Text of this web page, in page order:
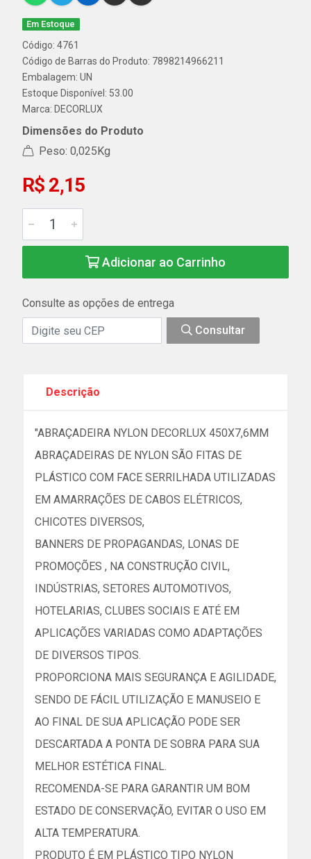
Em Estoque
Código: 4761
Código de Barras do Produto: 7898214966211
Embalagem: UN
Estoque Disponível: 53.00
Marca: DECORLUX
Dimensões do Produto
Peso: 0,025Kg
R$ 2,15
Adicionar ao Carrinho
Consulte as opções de entrega
Consultar
Descrição
"ABRAÇADEIRA NYLON DECORLUX 450X7,6MM
ABRAÇADEIRAS DE NYLON SÃO FITAS DE
PLÁSTICO COM FACE SERRILHADA UTILIZADAS
EM AMARRAÇÕES DE CABOS ELÉTRICOS,
CHICOTES DIVERSOS,
BANNERS DE PROPAGANDAS, LONAS DE
PROMOÇÕES , NA CONSTRUÇÃO CIVIL,
INDÚSTRIAS, SETORES AUTOMOTIVOS,
HOTELARIAS, CLUBES SOCIAIS E ATÉ EM
APLICAÇÕES VARIADAS COMO ADAPTAÇÕES
DE DIVERSOS TIPOS.
PROPORCIONA MAIS SEGURANÇA E AGILIDADE,
SENDO DE FÁCIL UTILIZAÇÃO E MANUSEIO E
AO FINAL DE SUA APLICAÇÃO PODE SER
DESCARTADA A PONTA DE SOBRA PARA SUA
MELHOR ESTÉTICA FINAL.
RECOMENDA-SE PARA GARANTIR UM BOM
ESTADO DE CONSERVAÇÃO, EVITAR O USO EM
ALTA TEMPERATURA.
PRODUTO É EM PLÁSTICO TIPO NYLON